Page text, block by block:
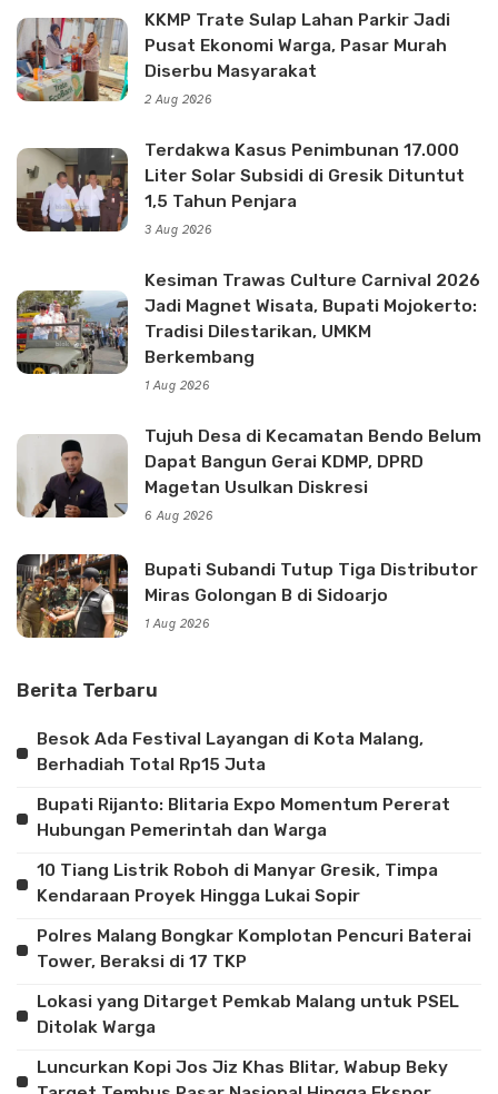
KKMP Trate Sulap Lahan Parkir Jadi
Pusat Ekonomi Warga, Pasar Murah
Diserbu Masyarakat
2 Aug 2026
Terdakwa Kasus Penimbunan 17.000
Liter Solar Subsidi di Gresik Dituntut
1,5 Tahun Penjara
3 Aug 2026
Kesiman Trawas Culture Carnival 2026
Jadi Magnet Wisata, Bupati Mojokerto:
Tradisi Dilestarikan, UMKM
Berkembang
1 Aug 2026
Tujuh Desa di Kecamatan Bendo Belum
Dapat Bangun Gerai KDMP, DPRD
Magetan Usulkan Diskresi
6 Aug 2026
Bupati Subandi Tutup Tiga Distributor
Miras Golongan B di Sidoarjo
1 Aug 2026
Berita Terbaru
Besok Ada Festival Layangan di Kota Malang,
Berhadiah Total Rp15 Juta
Bupati Rijanto: Blitaria Expo Momentum Pererat
Hubungan Pemerintah dan Warga
10 Tiang Listrik Roboh di Manyar Gresik, Timpa
Kendaraan Proyek Hingga Lukai Sopir
Polres Malang Bongkar Komplotan Pencuri Baterai
Tower, Beraksi di 17 TKP
Lokasi yang Ditarget Pemkab Malang untuk PSEL
Ditolak Warga
Luncurkan Kopi Jos Jiz Khas Blitar, Wabup Beky